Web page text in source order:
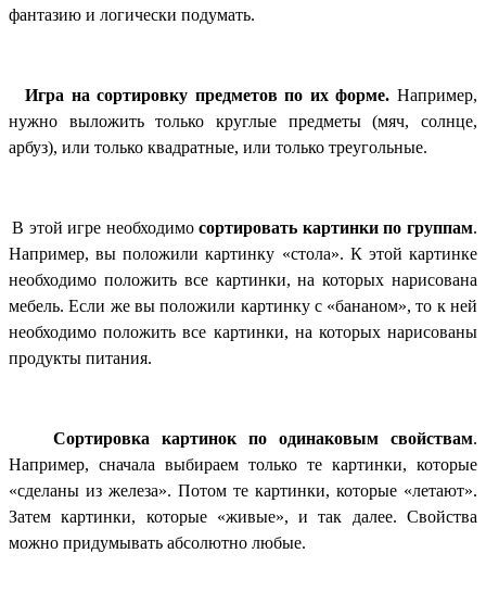
фантазию и логически подумать.
Игра на сортировку предметов по их форме. Например,
нужно выложить только круглые предметы (мяч, солнце,
арбуз), или только квадратные, или только треугольные.
В этой игре необходимосортировать картинки по группам.
Например, вы положили картинку «стола». К этой картинке
необходимо положить все картинки, на которых нарисована
мебель. Если же вы положили картинку с «бананом», то к ней
необходимо положить все картинки, на которых нарисованы
продукты питания.
Сортировка картинок по одинаковым свойствам.
Например, сначала выбираем только те картинки, которые
«сделаны из железа». Потом те картинки, которые «летают».
Затем картинки, которые «живые», и так далее. Свойства
можно придумывать абсолютно любые.